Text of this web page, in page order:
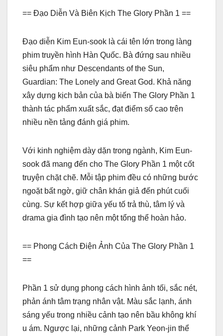
== Đạo Diễn Và Biên Kịch The Glory Phần 1 ==
Đạo diễn Kim Eun-sook là cái tên lớn trong làng
phim truyền hình Hàn Quốc. Bà đứng sau nhiều
siêu phẩm như Descendants of the Sun,
Guardian: The Lonely and Great God. Khả năng
xây dựng kịch bản của bà biến The Glory Phần 1
thành tác phẩm xuất sắc, đạt điểm số cao trên
nhiều nền tảng đánh giá phim.
Với kinh nghiệm dày dặn trong ngành, Kim Eun-
sook đã mang đến cho The Glory Phần 1 một cốt
truyện chặt chẽ. Mỗi tập phim đều có những bước
ngoặt bất ngờ, giữ chân khán giả đến phút cuối
cùng. Sự kết hợp giữa yếu tố trả thù, tâm lý và
drama gia đình tạo nên một tổng thể hoàn hảo.
== Phong Cách Điện Ảnh Của The Glory Phần 1
==
Phần 1 sử dụng phong cách hình ảnh tối, sắc nét,
phản ánh tâm trạng nhân vật. Màu sắc lạnh, ánh
sáng yếu trong nhiều cảnh tạo nên bầu không khí
u ám. Ngược lại, những cảnh Park Yeon-jin thể